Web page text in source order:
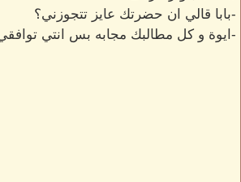
-بابا قالي ان حضرتك عايز تتجوزني؟
-ايوة و كل مطالبك مجابه بس انتي